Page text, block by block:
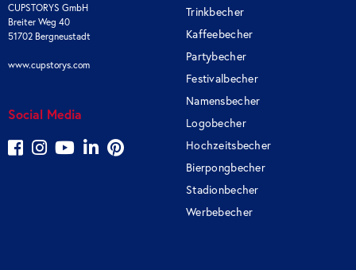
CUPSTORYS GmbH
Breiter Weg 40
51702 Bergneustadt
www.cupstorys.com
Social Media
Trinkbecher
Kaffeebecher
Partybecher
Festivalbecher
Namensbecher
Logobecher
Hochzeitsbecher
Bierpongbecher
Stadionbecher
Werbebecher